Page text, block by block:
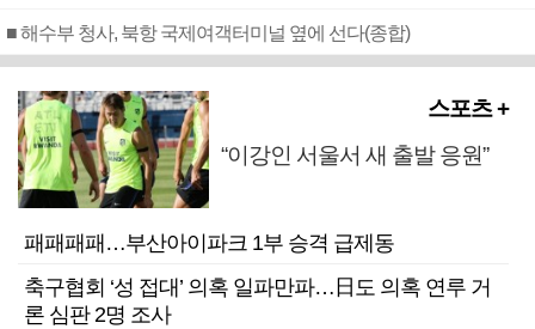
■ 해수부 청사, 북항 국제여객터미널 옆에 선다(종합)
스포츠 +
“이강인 서울서 새 출발 응원”
패패패패…부산아이파크 1부 승격 급제동
축구협회 ‘성 접대’ 의혹 일파만파…日도 의혹 연루 거
론 심판 2명 조사